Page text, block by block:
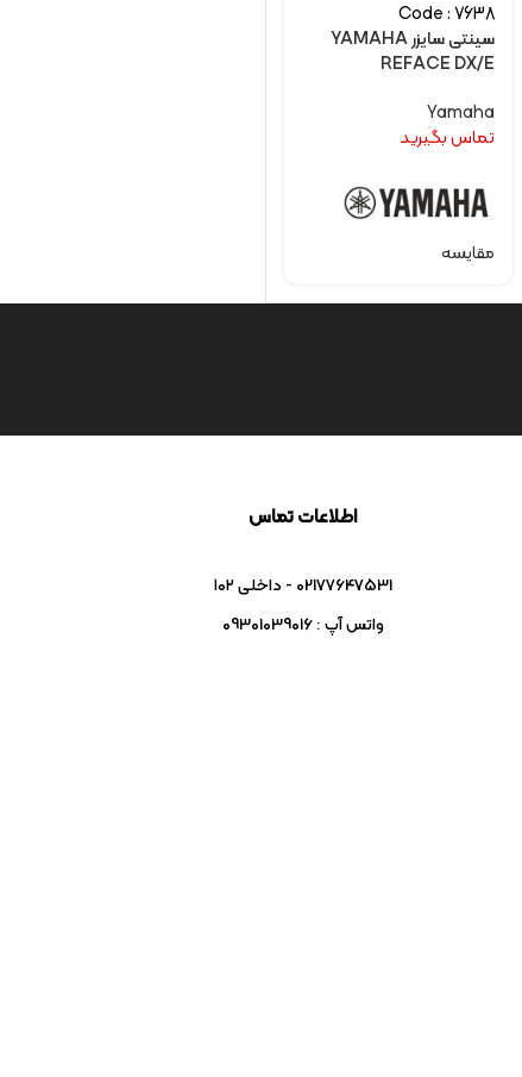
Code : 7638
سینتی سایزر YAMAHA
REFACE DX/E
Yamaha
تماس بگیرید
مقایسه
اطلاعات تماس
02177647531 - داخلی ۱۰۲
واتس آپ : 09301039016